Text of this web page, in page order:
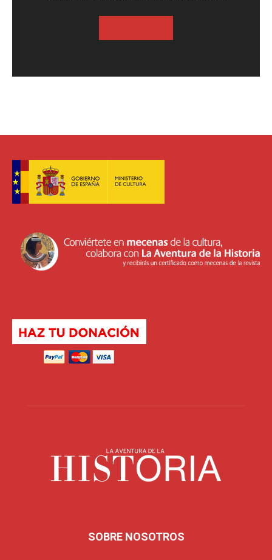
SOBRE NOSOTROS